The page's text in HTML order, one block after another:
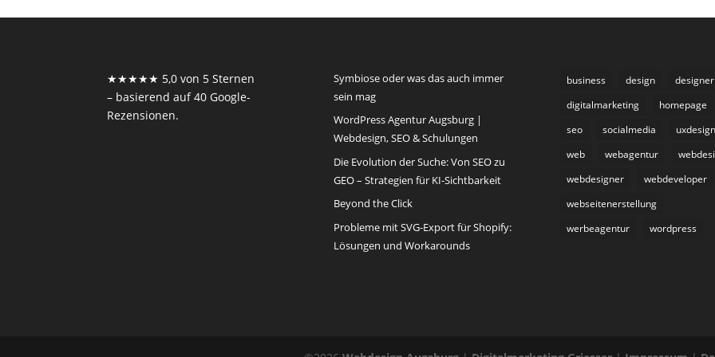
★★★★★ 5,0 von 5 Sternen
– basierend auf 40 Google-
Rezensionen.
Symbiose oder was das auch immer
sein mag
WordPress Agentur Augsburg |
Webdesign, SEO & Schulungen
Die Evolution der Suche: Von SEO zu
GEO – Strategien für KI-Sichtbarkeit
Beyond the Click
Probleme mit SVG-Export für Shopify:
Lösungen und Workarounds
business design
designer
digitalmarketing
homepage
seo
socialmedia
uxdesign
web
webagentur
webdesigner
webdeveloper
webseitenerstellung
werbeagentur
wordpress